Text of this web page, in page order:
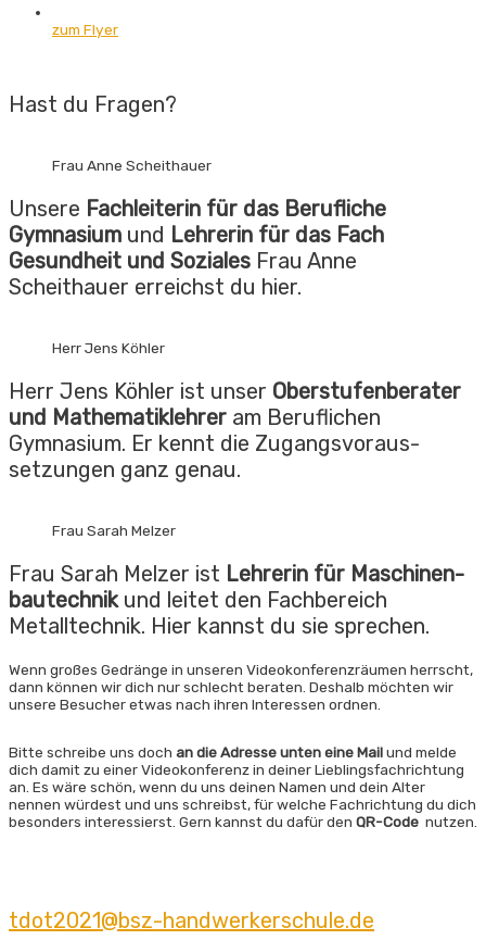
zum Flyer
Hast du Fragen?
Frau Anne Scheithauer
Unsere Fachleiterin für das Berufliche
Gymnasium und Lehrerin für das Fach
Gesundheit und Soziales Frau Anne
Scheithauer erreichst du hier.
Herr Jens Köhler
Herr Jens Köhler ist unser Ober­stufen­berater
und Mathe­matik­­lehrer am Beruflichen
Gymnasium. Er kennt die Zugangs­voraus­
setzungen ganz genau.
Frau Sarah Melzer
Frau Sarah Melzer ist Lehrerin für Maschinen­
bautechnikund leitet den Fachbereich
Metalltechnik. Hier kannst du sie sprechen.
Wenn großes Gedränge in unseren Videokonferenzräumen herrscht,
dann können wir dich nur schlecht beraten. Deshalb möchten wir
unsere Besucher etwas nach ihren Interessen ordnen.
Bitte schreibe uns doch an die Adresse unten eine Mailund melde
dich damit zu einer Videokonferenz in deiner Lieblingsfachrichtung
an. Es wäre schön, wenn du uns deinen Namen und dein Alter
nennen würdest und uns schreibst, für welche Fachrichtung du dich
besonders interessierst. Gern kannst du dafür den QR-Code nutzen.
tdot2021@bsz-handwerkerschule.de